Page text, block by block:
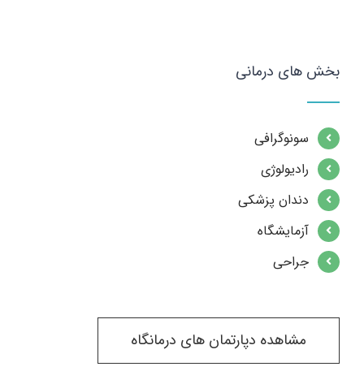
بخش های درمانی
سونوگرافی
رادیولوژی
دندان پزشکی
آزمایشگاه
جراحی
مشاهده دپارتمان های درمانگاه